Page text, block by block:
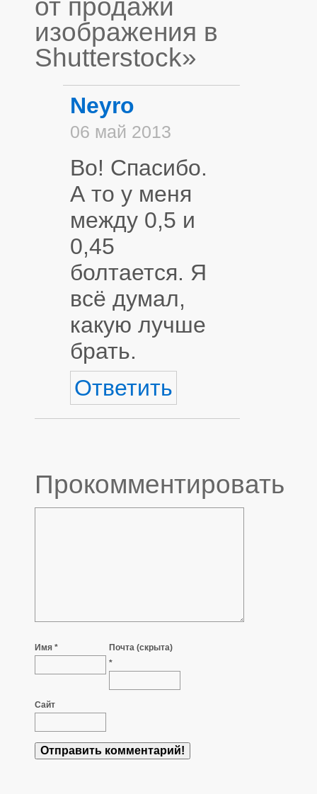
от продажи
изображения в
Shutterstock»
Neyro
06 май 2013
Во! Спасибо.
А то у меня
между 0,5 и
0,45
болтается. Я
всё думал,
какую лучше
брать.
Ответить
Прокомментировать
Имя *
Почта (скрыта)
*
Сайт